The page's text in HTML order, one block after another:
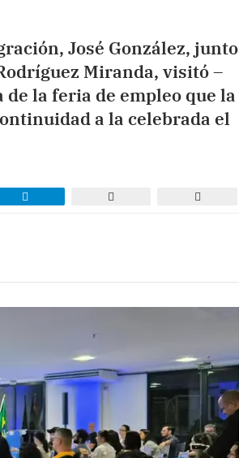
José González, junto
Miranda, visitó –
de la feria de empleo que la
a la celebrada el